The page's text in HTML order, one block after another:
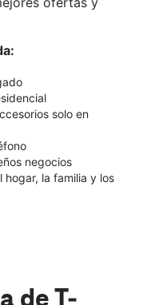
solo en
negocios
la familia y los